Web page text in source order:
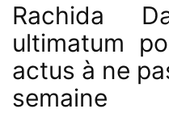
Rachida
ultimatum
actus à ne
semaine